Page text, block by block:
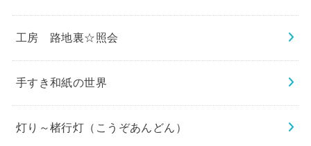
工房 路地裏☆照会
手すき和紙の世界
灯り～楮行灯（こうぞあんどん）